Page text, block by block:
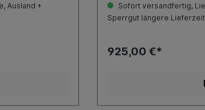
Ausland +
Universal-
Drehgasgestänge2 x
Sofort versandfertig,
Sperrgut längere Lieferzeit
925,00 €*